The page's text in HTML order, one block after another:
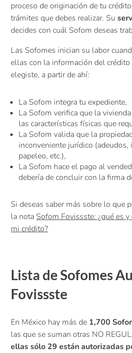
proceso de originación de tu
trámites que debes realizar. Su
decides con cuál Sofom deseas
Las Sofomes inician su labor
ellas con la información del
elegiste, a partir de ahí:
La Sofom integra tu expediente,
La Sofom verifica que la
las características físicas que
La Sofom valida que la
inconveniente jurídico
papeleo, etc.),
La Sofom hace el pago al
debería de concluir con la firma
Si deseas saber más sobre lo que
la nota Sofom Fovissste: ¿qué es
mi crédito?
Lista de Sofomes
Fovissste
En México hay más de 1,700
las que se suman otras NO
ellas sólo 29 están autorizadas